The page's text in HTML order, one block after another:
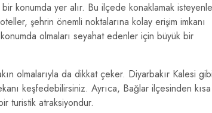
konumda yer alır. Bu ilçede konaklamak
şehrin önemli noktalarına kolay erişim imkanı
olmaları seyahat edenler için büyük bir
olmalarıyla da dikkat çeker. Diyarbakır Kalesi
keşfedebilirsiniz. Ayrıca, Bağlar ilçesinden kısa
turistik atraksiyondur.